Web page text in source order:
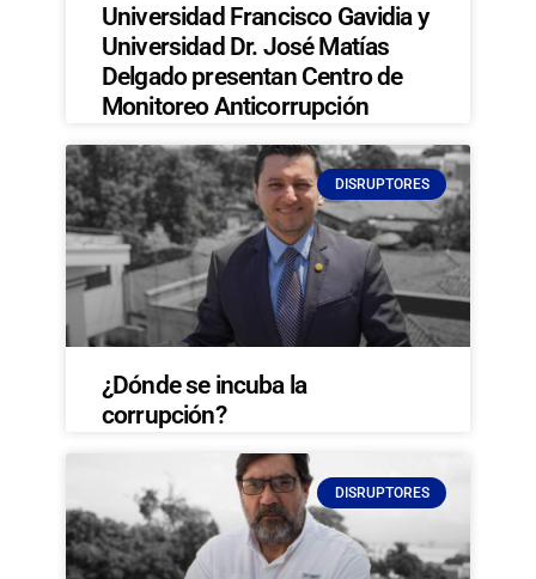
Universidad Francisco Gavidia y
Universidad Dr. José Matías
Delgado presentan Centro de
Monitoreo Anticorrupción
DISRUPTORES
¿Dónde se incuba la
corrupción?
DISRUPTORES